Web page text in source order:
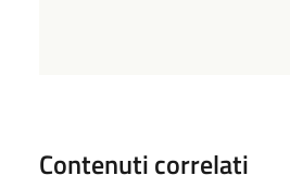
Contenuti correlati